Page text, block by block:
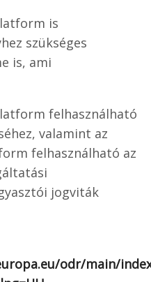
is
szükséges
is, ami
felhasználható
valamint az
felhasználható az
jogviták
odr/main/